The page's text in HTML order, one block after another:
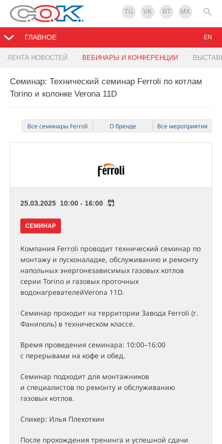
TG VK RT MX
ГЛАВНОЕ
ЛЕНТА НОВОСТЕЙ ВЕБИНАРЫ И КОНФЕРЕНЦИИ
EN
Семинар: Технический семинар Ferroli по котлам
Torino и колонке Verona 11D
Все семинары Ferroli О бренде Все мероприятия
25.03.2025 10:00 - 16:00
СЕМИНАР
Компания Ferroli проводит технический семинар по
монтажу и пусконаладке, обслуживанию и ремонту
напольных энергонезависимых газовых котлов
серии Torino и газовых проточных
водонагревателейVerona 11D.
Семинар проходит на территории Завода Ferroli (г.
Фаниполь) в техническом классе.
Время проведения семинара: 10:00–16:00
с перерывами на кофе и обед.
Семинар подходит для монтажников
и специалистов по ремонту и обслуживанию
газовых котлов.
Спикер: Илья Плехоткин
После прохождения тренинга и успешной сдачи